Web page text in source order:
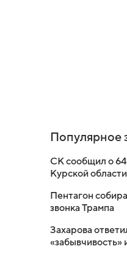
Популярное
СК сообщил о
Курской области
Пентагон
звонка Трампа
Захарова